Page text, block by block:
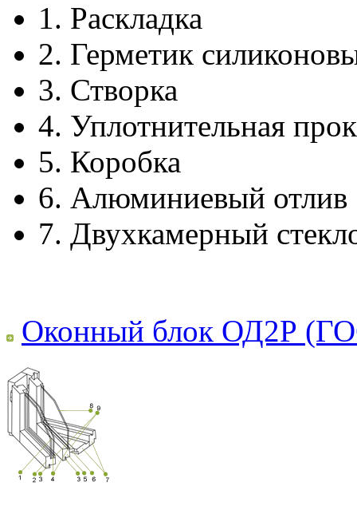
1. Раскладка
2. Герметик
3. Створка
4. Уплотнительная
5. Коробка
6. Алюминиевый отлив
7. Двухкамерный
Оконный блок ОД2Р